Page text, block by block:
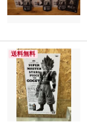
送料無料